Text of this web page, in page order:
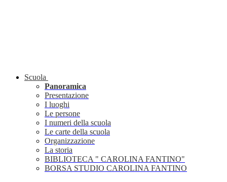
Scuola
Panoramica
Presentazione
I luoghi
Le persone
I numeri della scuola
Le carte della scuola
Organizzazione
La storia
BIBLIOTECA " CAROLINA FANTINO"
BORSA STUDIO CAROLINA FANTINO